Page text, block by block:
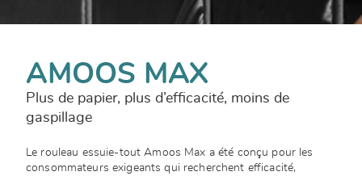
AMOOS MAX
Plus de papier, plus d’efficacité, moins de
gaspillage
Le rouleau essuie-tout Amoos Max a été conçu pour les
consommateurs exigeants qui recherchent efficacité,